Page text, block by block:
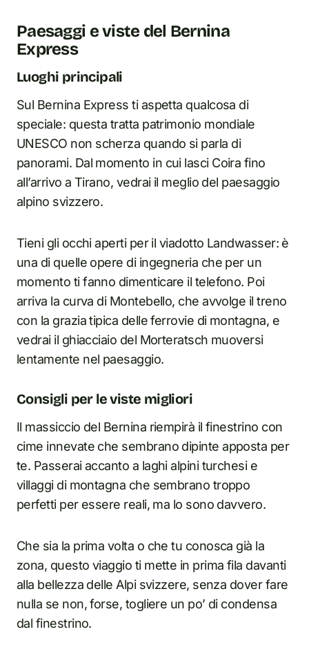
Paesaggi e viste del Bernina
Express
Luoghi principali
Sul Bernina Express ti aspetta qualcosa di
speciale: questa tratta patrimonio mondiale
UNESCO non scherza quando si parla di
panorami. Dal momento in cui lasci Coira fino
all’arrivo a Tirano, vedrai il meglio del paesaggio
alpino svizzero.
Tieni gli occhi aperti per il viadotto Landwasser: è
una di quelle opere di ingegneria che per un
momento ti fanno dimenticare il telefono. Poi
arriva la curva di Montebello, che avvolge il treno
con la grazia tipica delle ferrovie di montagna, e
vedrai il ghiacciaio del Morteratsch muoversi
lentamente nel paesaggio.
Consigli per le viste migliori
Il massiccio del Bernina riempirà il finestrino con
cime innevate che sembrano dipinte apposta per
te. Passerai accanto a laghi alpini turchesi e
villaggi di montagna che sembrano troppo
perfetti per essere reali, ma lo sono davvero.
Che sia la prima volta o che tu conosca già la
zona, questo viaggio ti mette in prima fila davanti
alla bellezza delle Alpi svizzere, senza dover fare
nulla se non, forse, togliere un po’ di condensa
dal finestrino.